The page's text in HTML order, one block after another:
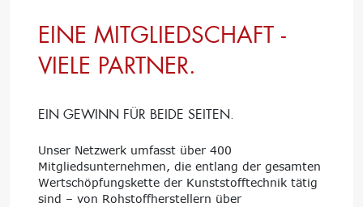
EINE MITGLIEDSCHAFT -
VIELE PARTNER.
EIN GEWINN FÜR BEIDE SEITEN.
Unser Netzwerk umfasst über 400
Mitgliedsunternehmen, die entlang der gesamten
Wertschöpfungskette der Kunststofftechnik tätig
sind – von Rohstoffherstellern über